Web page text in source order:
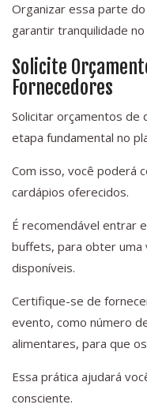
Organizar essa parte
garantir tranquilidade
Solicite
Fornecedores
Solicitar orçamentos de
etapa fundamental no
Com isso, você poderá
cardápios oferecidos.
É recomendável entrar
buffets, para obter uma
disponíveis.
Certifique-se de
evento, como número
alimentares, para que
Essa prática ajudará
consciente.